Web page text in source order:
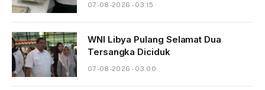
07-08-2026 - 03.15
WNI Libya Pulang Selamat Dua
Tersangka Diciduk
07-08-2026 - 03.00